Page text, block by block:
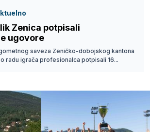
Zenica potpisali
ugovore
saveza Zeničko-dobojskog kantona
radu igrača profesionalca potpisali 16...